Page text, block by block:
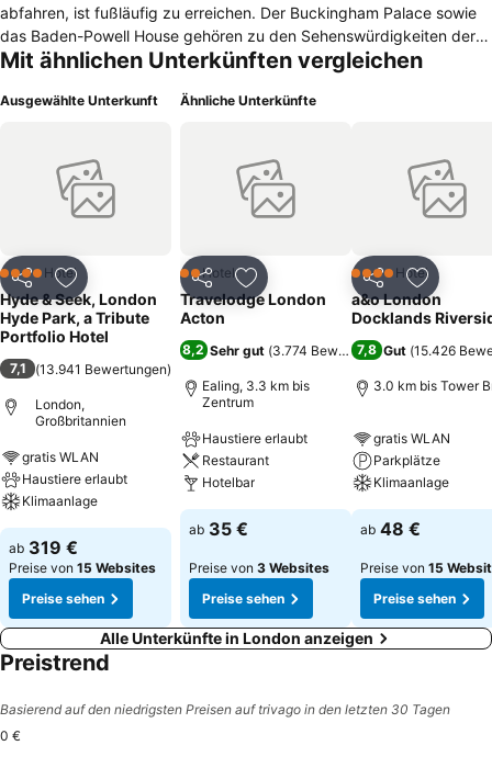
abfahren, ist fußläufig zu erreichen. Der Buckingham Palace sowie
das Baden-Powell House gehören zu den Sehenswürdigkeiten der
Umgebung. Die 389 Zimmer des Hotels verteilen sich auf mehrere
über ein Bad mit Dusche oder Badewanne, Klimaanlage, TV,
Verfügung. Fünf Tagungsräume stehen für Meetings und Feiern aller
Art zur Verfügung. Zu den weiteren Annehmlichkeiten des Hotels
zählen ein Fitnessraum, ein 24-Stunden Zimmerservice und das
Können den Restaurantgästen präsentieren. Nach ereignisreichen
Stunden kann man beim Afternoon Tea relaxen und die Eindrücke
des Tages verarbeiten. Die mehrsprachigen Mitarbeiter der
Rezeption helfen bei der Planung und Organisation einer
Stadtrundfahrt weiter.
Mit ähnlichen Unterkünften vergleichen
Ausgewählte Unterkunft
Teilen Zu Favoriten hinzufügen
4 SterneHotel
Hyde & Seek, London
Hyde Park, a Tribute
Portfolio Hotel
7,1 (13.941 Bewertungen)
London,
Großbritannien
gratis WLAN
Haustiere erlaubt
Klimaanlage
ab 319 €
Preise von 15 Websites
Preise sehen
Ähnliche Unterkünfte
Teilen Zu Favoriten hinzufügen
2 Sterne
Hotel
Travelodge London
Acton
8,2 Sehr gut (3.774 Bewertungen)
Ealing, 3.3 km bis
Zentrum
Haustiere erlaubt
Restaurant
Hotelbar
ab 35 €
Preise von 3 Websites
Preise sehen
Teilen Zu
4 SterneHotel
a&o London
Docklands
7,8 Gut (15.426
3.0 km bis Tower
gratis WLAN
Parkplätze
Klimaanlage
ab 48 €
Preise von 15
Preise sehen
Alle Unterkünfte in London anzeigen
Preistrend
Basierend auf den niedrigsten Preisen auf trivago in den letzten 30 Tagen
0 €